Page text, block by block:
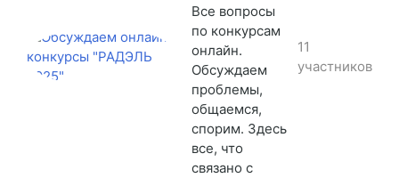
Все вопросы
по конкурсам
онлайн.
Обсуждаем
проблемы,
общаемся,
спорим. Здесь
все, что
связано с
11
участников